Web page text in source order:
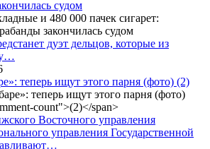
судом
дуэт дельцов, которые из
теперь ищут этого парня (фото) (2)
Восточного управления
управления Государственной